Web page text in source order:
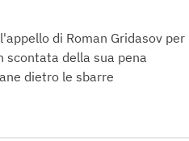
di Roman Gridasov per
della sua pena
dietro le sbarre